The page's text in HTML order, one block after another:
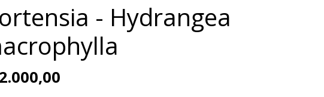
- Hydrangea